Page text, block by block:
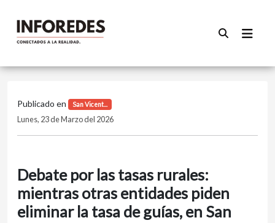
Publicado en San Vicent...
Lunes, 23 de Marzo del 2026
Debate por las tasas rurales:
mientras otras entidades piden
eliminar la tasa de guías, en San